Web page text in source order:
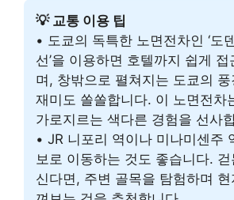
💡 교통 이용 팁
• 도쿄의 독특한 노면전차인 ‘도
선’을 이용하면 호텔까지 쉽게
며, 창밖으로 펼쳐지는 도쿄의
재미도 쏠쏠합니다. 이 노면전차
가로지르는 색다른 경험을 선사
• JR 니포리 역이나 미나미센주
보로 이동하는 것도 좋습니다.
신다면, 주변 골목을 탐험하며